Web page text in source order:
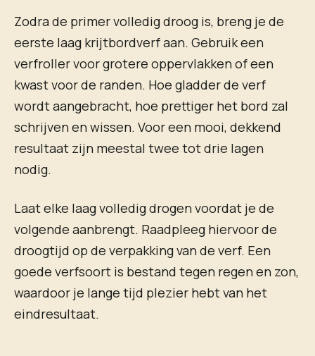
Zodra de primer volledig droog is, breng je de
eerste laag krijtbordverf aan. Gebruik een
verfroller voor grotere oppervlakken of een
kwast voor de randen. Hoe gladder de verf
wordt aangebracht, hoe prettiger het bord zal
schrijven en wissen. Voor een mooi, dekkend
resultaat zijn meestal twee tot drie lagen
nodig.
Laat elke laag volledig drogen voordat je de
volgende aanbrengt. Raadpleeg hiervoor de
droogtijd op de verpakking van de verf. Een
goede verfsoort is bestand tegen regen en zon,
waardoor je lange tijd plezier hebt van het
eindresultaat.